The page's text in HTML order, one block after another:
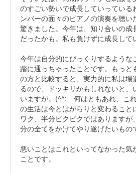
のすごい勢いで成長していっている
ンバーの面々のピアノの演奏を聴い
驚きました。今年は、知り合いの成
だったかも。私も負けずに成長して
今年は自分的にびっくりするような
踏に通っちゃったことです。もっと
の方と比較すると、実力的に私は場
るので、ドッキリかもしれないと、
いますが。(^^; 何はともあれ、こ
の生活は今とはがらりと変わること
ワク、半分ビクビクではありますが
分の全てをかけてやり遂げたいもの
悪いことはこれといってなかった気
ことです。